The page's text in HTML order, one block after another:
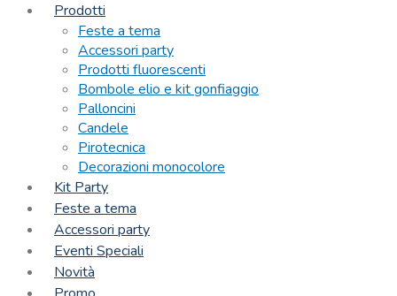
Prodotti
Feste a tema
Accessori party
Prodotti fluorescenti
Bombole elio e kit gonfiaggio
Palloncini
Candele
Pirotecnica
Decorazioni monocolore
Kit Party
Feste a tema
Accessori party
Eventi Speciali
Novità